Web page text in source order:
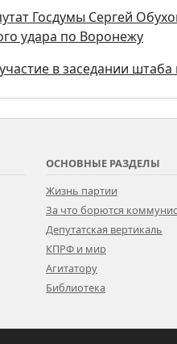
Госдумы Сергей
удара по Воронежу
в заседании
ОСНОВНЫЕ РАЗДЕЛЫ
Жизнь партии
За что борются
Депутатская вертикаль
КПРФ и мир
Агитатору
Библиотека